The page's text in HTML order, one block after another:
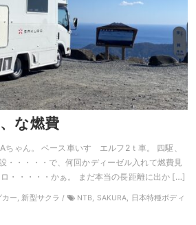
な燃費
ちゃん。 ベース車いすゞエルフ2ｔ車。 四駆、
・・・・・で、何回かディーゼル入れて燃費見
・・・・・かぁ。 まだ本当の長距離に出か […]
ー, 新型サクラ /
NTB, SAKURA, 日本特種ボディ